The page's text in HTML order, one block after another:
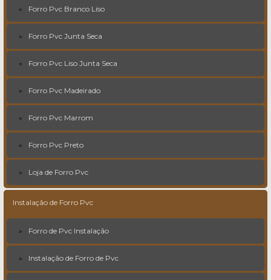
Forro Pvc Branco Liso
Forro Pvc Junta Seca
Forro Pvc Liso Junta Seca
Forro Pvc Madeirado
Forro Pvc Marrom
Forro Pvc Preto
Loja de Forro Pvc
Instalação de Forro Pvc
Forro de Pvc Instalação
Instalação de Forro de Pvc